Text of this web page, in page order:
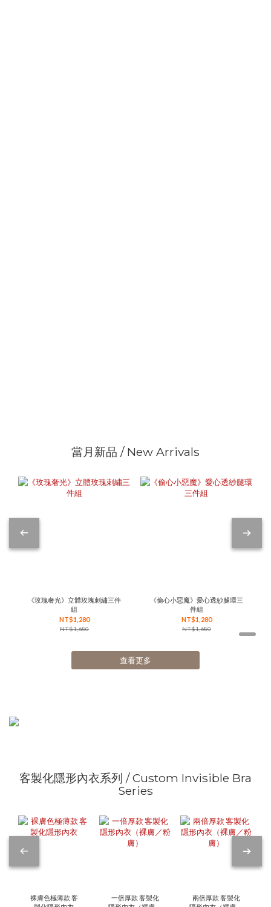
當月新品 / New Arrivals
《玫瑰奢光》立體玫瑰刺繡三件
組
NT$1,280
NT$1,680
《偷心小惡魔》愛心透紗腿環三
件組
NT$1,280
NT$1,680
查看更多
客製化隱形內衣系列 / Custom Invisible Bra
Series
裸膚色極薄款 客
一倍厚款 客製化
兩倍厚款 客製化